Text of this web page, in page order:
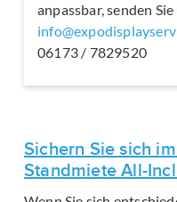
anpassbar, senden
06173 / 7829520
Sichern Sie sich
Standmiete All-